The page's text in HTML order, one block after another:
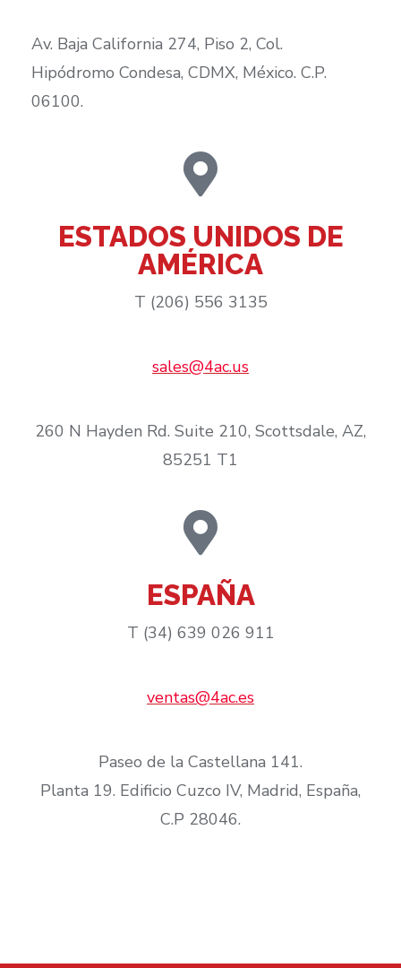
Av. Baja California 274, Piso 2, Col.
Hipódromo Condesa, CDMX, México. C.P.
06100.​
ESTADOS UNIDOS DE
AMÉRICA
T (206) 556 3135
sales@4ac.us
260 N Hayden Rd. Suite 210, Scottsdale, AZ,
85251 T1
ESPAÑA
T (34) 639 026 911
ventas@4ac.es
Paseo de la Castellana 141.
Planta 19. Edificio Cuzco IV, Madrid, España,
C.P 28046.​